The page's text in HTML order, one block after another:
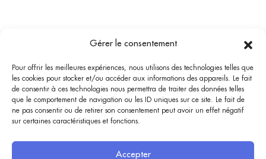
Gérer le consentement
Pour offrir les meilleures expériences, nous utilisons des technologies telles que
les cookies pour stocker et/ou accéder aux informations des appareils. Le fait
de consentir à ces technologies nous permettra de traiter des données telles
que le comportement de navigation ou les ID uniques sur ce site. Le fait de
ne pas consentir ou de retirer son consentement peut avoir un effet négatif
sur certaines caractéristiques et fonctions.
Accepter
BassinBénévolat
Bassin Bénévolat est accessible depuis TVBA.fr, bassin-arcachon.com et marque-bassin-
arcachon.fr. Elle a vocation à être un intermédiaire entre l’offre et la demande sur des